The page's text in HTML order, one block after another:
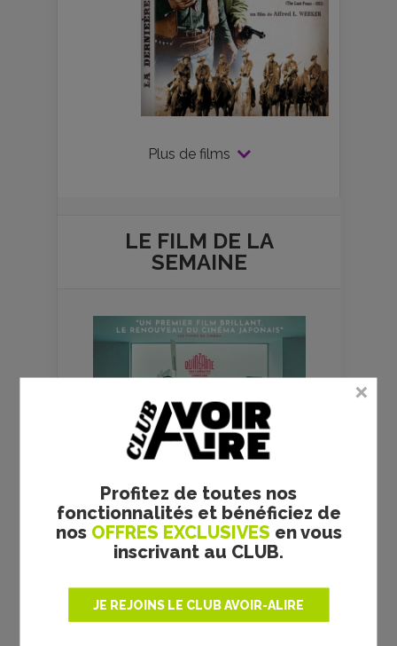
Profitez de toutes nos
fonctionnalités et bénéficiez de
nos OFFRES EXCLUSIVES en vous
inscrivant au CLUB.
JE REJOINS LE CLUB AVOIR-ALIRE
Plus de films
LE FILM DE LA
SEMAINE